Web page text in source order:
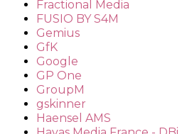
Fractional Media
FUSIO BY S4M
Gemius
GfK
Google
GP One
GroupM
gskinner
Haensel AMS